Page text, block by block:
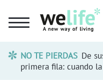
NO TE PIERDAS De
primera fila: cuando